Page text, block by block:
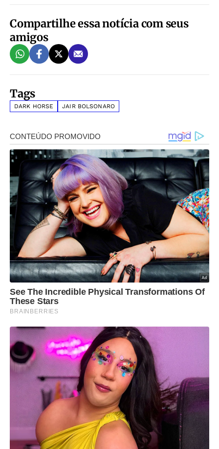
Compartilhe essa notícia com seus
amigos
Tags
DARK HORSE JAIR BOLSONARO